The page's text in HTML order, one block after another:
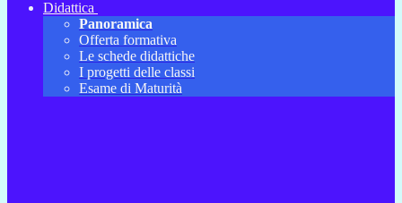
Didattica
Panoramica
Offerta formativa
Le schede didattiche
I progetti delle classi
Esame di Maturità